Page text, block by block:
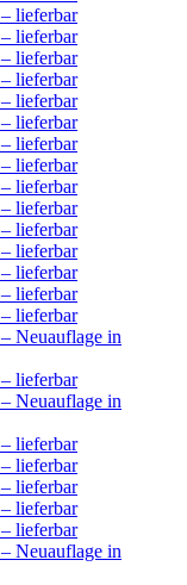
– lieferbar
– lieferbar
– lieferbar
– lieferbar
– lieferbar
– lieferbar
– lieferbar
– lieferbar
– lieferbar
– lieferbar
– lieferbar
– lieferbar
– lieferbar
– lieferbar
– lieferbar
– Neuauflage in
– lieferbar
– Neuauflage in
– lieferbar
– lieferbar
– lieferbar
– lieferbar
– lieferbar
– Neuauflage in